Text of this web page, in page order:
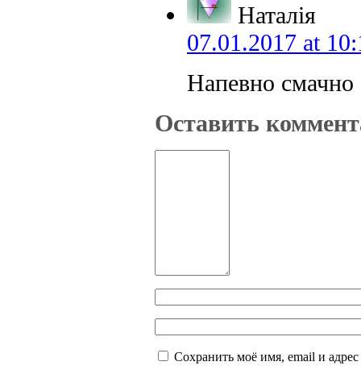
Наталія
07.01.2017 at
Напевно смачно
Оставить
Сохранить моё имя, email и